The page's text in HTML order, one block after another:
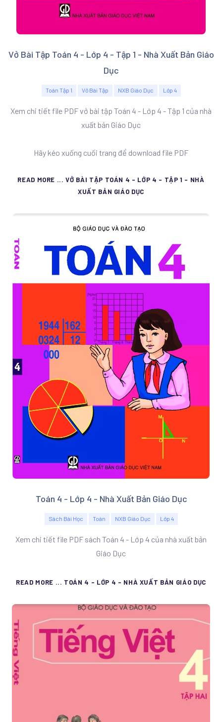
Vở Bài Tập Toán 4 - Lớp 4 - Tập 1 - Nhà Xuất Bản Giáo
Dục
Toán Tập 1 Vở Bài Tập NXB Giáo Dục Lớp 4
Xem chi tiết file PDF vở bài tập Toán 4 - Lớp 4 - Tập 1 của nhà
xuất bản Giáo Dục
Hãy kéo xuống cuối trang để download file PDF
READ MORE ... VỞ BÀI TẬP TOÁN 4 - LỚP 4 - TẬP 1 - NHÀ
XUẤT BẢN GIÁO DỤC
Toán 4 - Lớp 4 - Nhà Xuất Bản Giáo Dục
Sách Bài Học Toán NXB Giáo Dục Lớp 4
Xem chi tiết file PDF sách Toán 4 - Lớp 4 của nhà xuất bản
Giáo Dục
READ MORE ... TOÁN 4 - LỚP 4 - NHÀ XUẤT BẢN GIÁO DỤC